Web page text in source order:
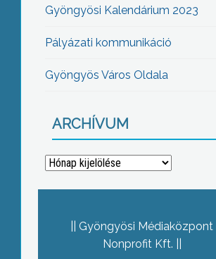
Gyöngyösi Kalendárium 2023
Pályázati kommunikáció
Gyöngyös Város Oldala
ARCHÍVUM
Archívum
Gyöngyösi Médiaközpont
Nonprofit Kft.